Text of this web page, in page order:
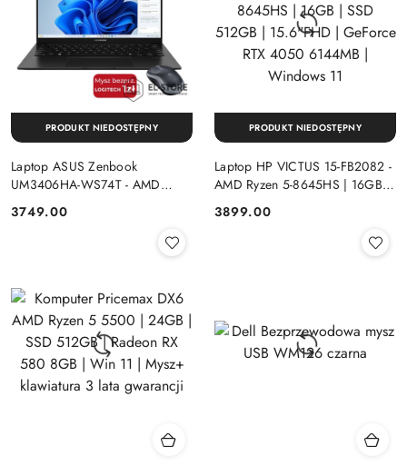
Laptop ASUS Zenbook
UM3406HA-WS74T - AMD
512GB | 14" OLED (1920x1200)
Cena:
3749.00
PRODUKT NIEDOSTĘPNY
Laptop HP VICTUS 15-FB2082 -
AMD Ryzen 5-8645HS | 16GB |
GeForce RTX 4050 6144MB |
Cena:
3899.00
PRODUKT NIEDOSTĘPNY